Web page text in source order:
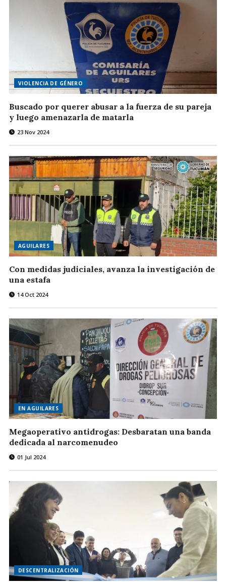
VIOLENCIA DE GÉNERO
Buscado por querer abusar a la fuerza de su pareja
y luego amenazarla de matarla
23 Nov 2024
AGUILARES
Con medidas judiciales, avanza la investigación de
una estafa
14 Oct 2024
EN AGUILARES
Megaoperativo antidrogas: Desbaratan una banda
dedicada al narcomenudeo
01 Jul 2024
DESCENTRALIZACIÓN